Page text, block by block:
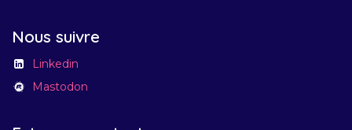
Nous suivre
Linkedin
Mastodon